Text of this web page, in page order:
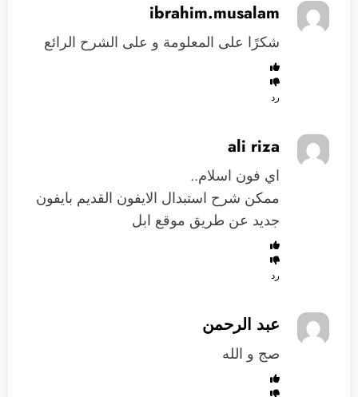
ibrahim.musalam
شكرًا على المعلومة و على الشرح الرائع
رد
ali riza
اي فون اسلام..
ممكن شرح استبدال الايفون القديم بايفون
جديد عن طريق موقع ابل
رد
عبد الرحمن
صج و الله